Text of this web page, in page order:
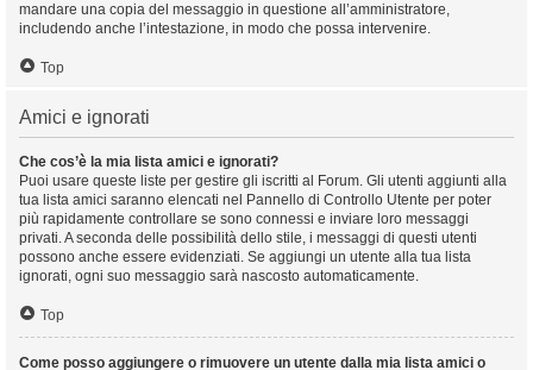
mandare una copia del messaggio in questione all’amministratore,
includendo anche l’intestazione, in modo che possa intervenire.
Top
Amici e ignorati
Che cos’è la mia lista amici e ignorati?
Puoi usare queste liste per gestire gli iscritti al Forum. Gli utenti aggiunti alla
tua lista amici saranno elencati nel Pannello di Controllo Utente per poter
più rapidamente controllare se sono connessi e inviare loro messaggi
privati. A seconda delle possibilità dello stile, i messaggi di questi utenti
possono anche essere evidenziati. Se aggiungi un utente alla tua lista
ignorati, ogni suo messaggio sarà nascosto automaticamente.
Top
Come posso aggiungere o rimuovere un utente dalla mia lista amici o